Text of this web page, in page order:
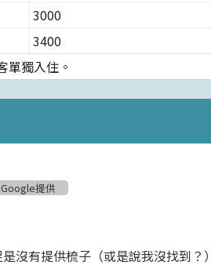
3000
3400
單獨入住。
提供
沒有提供梳子（或是說我沒找到？）